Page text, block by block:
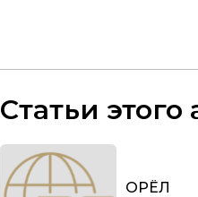
Статьи этого
ОРЁЛ